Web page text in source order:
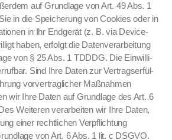
auf Grund­lage von Art. 49 Abs. 1
in die Spe­icherung von Cook­ies oder in
in Ihr Endgerät (z. B. via Device-
haben, erfol­gt die Daten­ver­ar­beitung
von § 25 Abs. 1 TDDDG. Die Ein­willi­
Sind Ihre Dat­en zur Ver­tragser­fül­
vorver­traglich­er Maß­nah­men
wir Ihre Dat­en auf Grund­lage des Art. 6
Weit­eren ver­ar­beit­en wir Ihre Dat­en,
ein­er rechtlichen Verpflich­tung
von Art. 6 Abs. 1 lit. c DSGVO.